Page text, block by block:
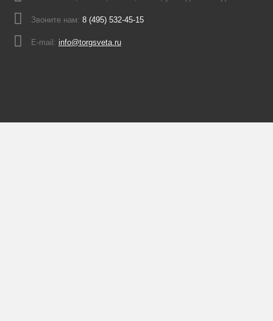
Звоните нам: 8 (495) 532-45-15
E-mail: info@torgsveta.ru